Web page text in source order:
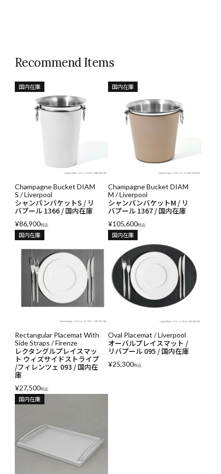
Recommend Items
Champagne Bucket DIAM
S / Liverpool
シャンパンバケットS / リ
バプール 1366 / 国内在庫
国内在庫
¥86,900税込
Champagne Bucket DIAM
M / Liverpool
シャンパンバケットM / リ
バプール 1367 / 国内在庫
国内在庫
¥105,600税込
Rectangular Placemat With
Side Straps / Firenze
レクタングルプレイスマッ
ト ウィズサイドストライプ
/フィレンツェ 093 / 国内在
庫
国内在庫
¥27,500税込
Oval Placemat / Liverpool
オーバルプレイスマット /
リバプール 095 / 国内在庫
国内在庫
¥25,300税込
国内在庫